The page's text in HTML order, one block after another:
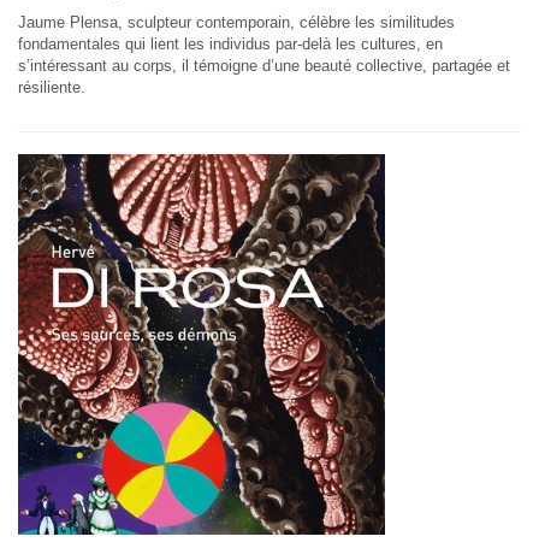
Jaume Plensa, sculpteur contemporain, célèbre les similitudes
fondamentales qui lient les individus par-delà les cultures, en
s’intéressant au corps, il témoigne d’une beauté collective, partagée et
résiliente.